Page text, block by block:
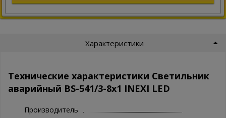
Характеристики
Технические характеристики Светильник
аварийный BS-541/3-8x1 INEXI LED
Производитель